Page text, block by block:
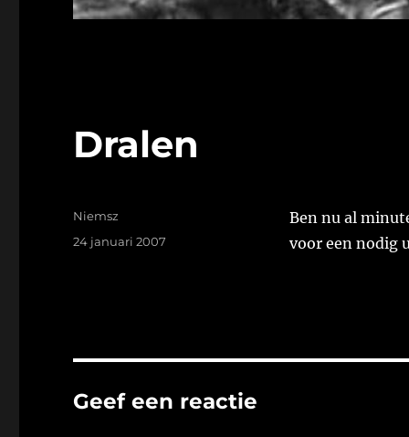
Dralen
Ben nu al
voor een nodig
Auteur
Niemsz
Geplaatst
24 januari 2007
Geef een reactie